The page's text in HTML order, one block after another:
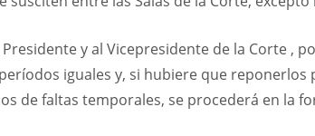
y al Vicepresidente de la Corte ,
iguales y, si hubiere que
de faltas temporales, se procederá en la